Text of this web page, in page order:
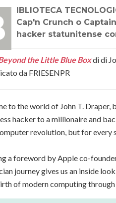
come
Cap'n Crunch o
hacker statunitense
the Little Blue Boxdidi
da FRIESENPR
to the world of John T. Draper,
hacker to a millionaire and
revolution, but for every
a foreword by Apple co-
journey gives us an inside look
of modern computing through